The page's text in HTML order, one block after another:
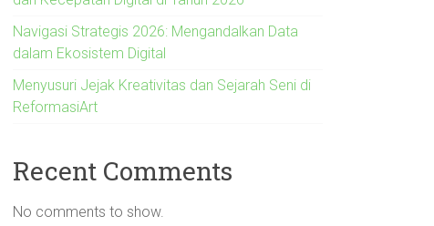
Navigasi Strategis 2026: Mengandalkan Data
dalam Ekosistem Digital
Menyusuri Jejak Kreativitas dan Sejarah Seni di
ReformasiArt
Recent Comments
No comments to show.